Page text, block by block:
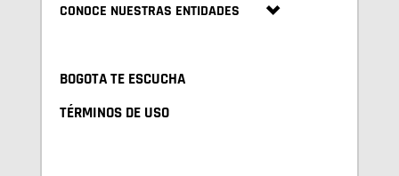
CONOCE NUESTRAS ENTIDADES
BOGOTA TE ESCUCHA
TÉRMINOS DE USO